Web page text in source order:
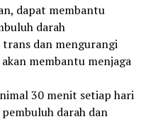
dapat membantu
darah
trans dan mengurangi
membantu menjaga
30 menit setiap hari
darah dan